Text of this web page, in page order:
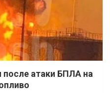
после атаки БПЛА на